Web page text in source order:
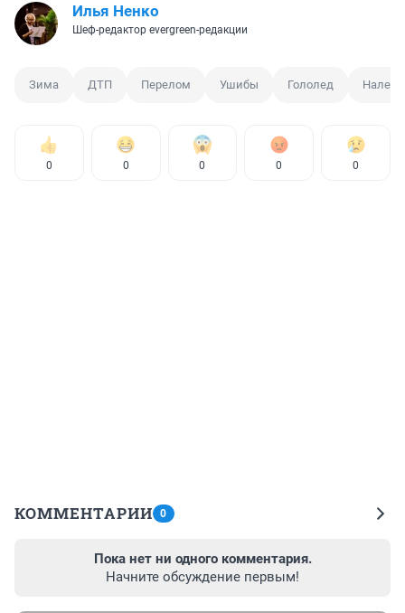
Илья Ненко
Шеф-редактор evergreen-редакции
Зима ДТП Перелом Ушибы Гололед Наледь
0 0 0 0 0
КОММЕНТАРИИ 0
Пока нет ни одного комментария.
Начните обсуждение первым!